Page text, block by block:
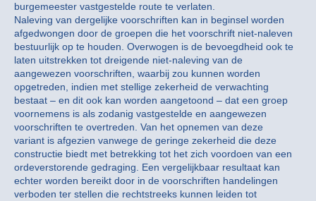
burgemeester vastgestelde route te verlaten.
Naleving van dergelijke voorschriften kan in beginsel worden
afgedwongen door de groepen die het voorschrift niet-naleven
bestuurlijk op te houden. Overwogen is de bevoegdheid ook te
laten uitstrekken tot dreigende niet-naleving van de
aangewezen voorschriften, waarbij zou kunnen worden
opgetreden, indien met stellige zekerheid de verwachting
bestaat – en dit ook kan worden aangetoond – dat een groep
voornemens is als zodanig vastgestelde en aangewezen
voorschriften te overtreden. Van het opnemen van deze
variant is afgezien vanwege de geringe zekerheid die deze
constructie biedt met betrekking tot het zich voordoen van een
ordeverstorende gedraging. Een vergelijkbaar resultaat kan
echter worden bereikt door in de voorschriften handelingen
verboden ter stellen die rechtstreeks kunnen leiden tot